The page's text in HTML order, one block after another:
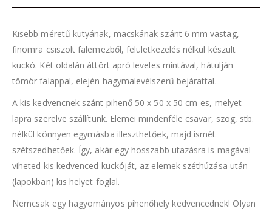
Kisebb méretű kutyának, macskának szánt 6 mm vastag,
finomra csiszolt falemezből, felületkezelés nélkül készült
kuckó. Két oldalán áttört apró leveles mintával, hátulján
tömör falappal, elején hagymalevélszerű bejárattal.
A kis kedvencnek szánt pihenő 50 x 50 x 50 cm-es, melyet
lapra szerelve szállítunk. Elemei mindenféle csavar, szög, stb.
nélkül könnyen egymásba illeszthetőek, majd ismét
szétszedhetőek. Így, akár egy hosszabb utazásra is magával
viheted kis kedvenced kuckóját, az elemek széthúzása után
(lapokban) kis helyet foglal.
Nemcsak egy hagyományos pihenőhely kedvencednek! Olyan